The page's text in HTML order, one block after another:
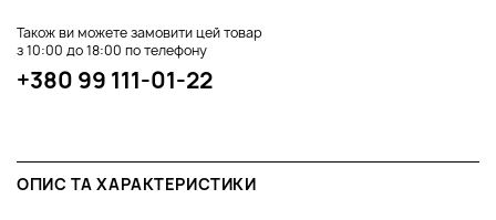
Також ви можете замовити цей товар
з 10:00 до 18:00 по телефону
+380 99 111-01-22
ОПИС ТА ХАРАКТЕРИСТИКИ